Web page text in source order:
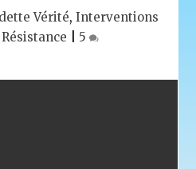
Vérité, Interventions
Résistance 5